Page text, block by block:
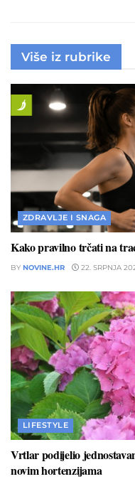
Više iz rubrike
ZDRAVLJE I SNAGA
Kako pravilno trčati na
BY NOVINE.HR 22. SRPNJA
LIFESTYLE
Vrtlar podijelio
novim hortenzijama